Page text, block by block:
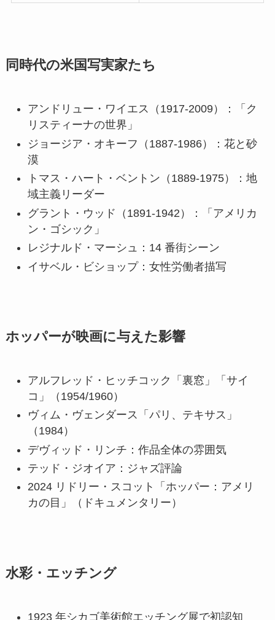
同時代の米国写実家たち
アンドリュー・ワイエス（1917-2009）：「ク
リスティーナの世界」
ジョージア・オキーフ（1887-1986）：花と砂
漠
トマス・ハート・ベントン（1889-1975）：地
域主義リーダー
グラント・ウッド（1891-1942）：「アメリカ
ン・ゴシック」
レジナルド・マーシュ：14 番街シーン
イサベル・ビショップ：女性労働者描写
ホッパーが映画に与えた影響
アルフレッド・ヒッチコック「裏窓」「サイ
コ」（1954/1960）
ヴィム・ヴェンダース「パリ、テキサス」
（1984）
デヴィッド・リンチ：作品全体の雰囲気
テッド・ジオイア：ジャズ評論
2024 リドリー・スコット「ホッパー：アメリ
カの目」（ドキュメンタリー）
水彩・エッチング
1923 年シカゴ美術館エッチング展で初認知